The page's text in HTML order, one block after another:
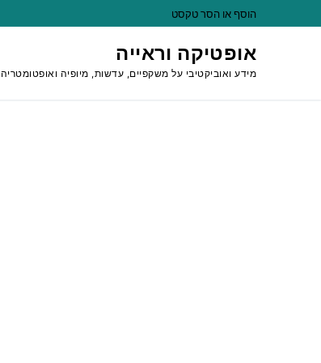
לתוכן
הוסף או הסר טקסט
אופטיקה וראייה
מידע ואוביקטיבי על משקפיים, עדשות, מיופיה ואופטומטריה